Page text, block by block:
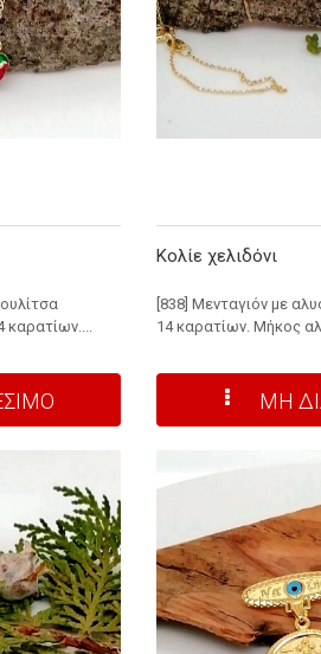
Κολίε χελιδόνι
[838] Μενταγιόν με
14 καρατίων. Μήκος
ΜΗ